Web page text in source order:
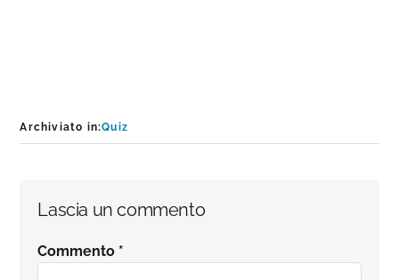
Archiviato in:Quiz
Interazioni
del
Lascia un commento
Commento *